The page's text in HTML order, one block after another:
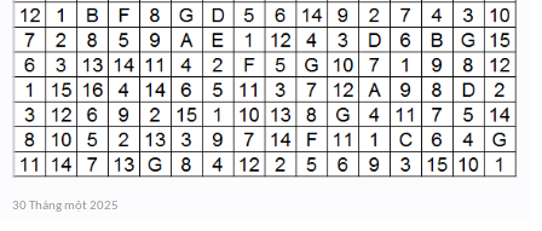
30 Tháng một 2025